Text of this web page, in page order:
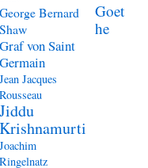
George Bernard
Shaw
Goet
he
Graf von Saint
Germain
Jean Jacques
Rousseau
Jiddu
Krishnamurti
Joachim
Ringelnatz